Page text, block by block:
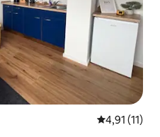
Évaluation
4,91 (11)